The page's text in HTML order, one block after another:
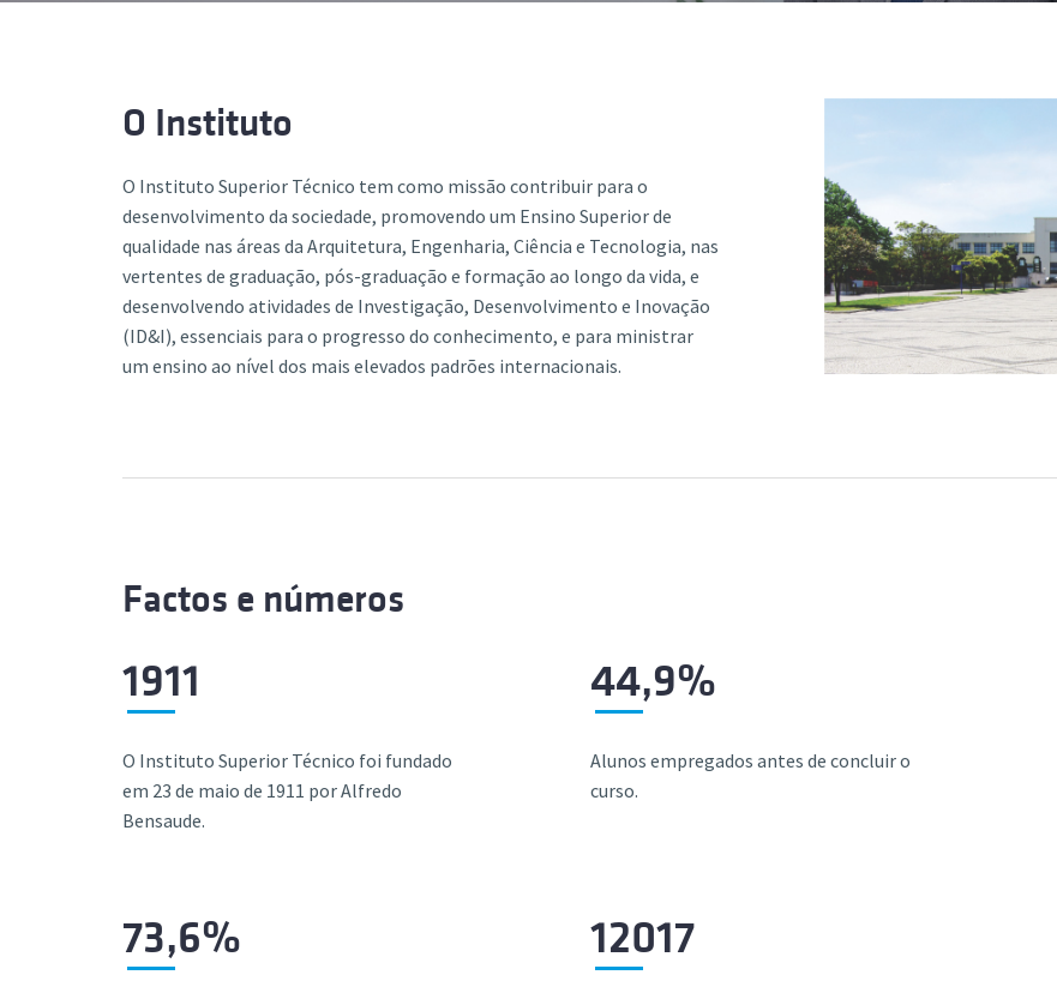
Formação Avançada
O Instituto
O Instituto Superior Técnico tem como missão contribuir para o
desenvolvimento da sociedade, promovendo um Ensino Superior de
qualidade nas áreas da Arquitetura, Engenharia, Ciência e Tecnologia, nas
vertentes de graduação, pós-graduação e formação ao longo da vida, e
desenvolvendo atividades de Investigação, Desenvolvimento e Inovação
(ID&I), essenciais para o progresso do conhecimento, e para ministrar
um ensino ao nível dos mais elevados padrões internacionais.
Factos e números
1911
O Instituto Superior Técnico foi fundado
em 23 de maio de 1911 por Alfredo
Bensaude.
44,9%
Alunos empregados antes de concluir o
curso.
73,6% 12017